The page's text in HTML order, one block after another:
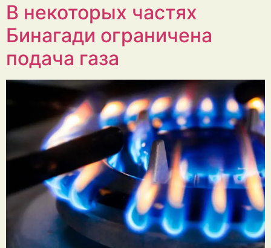
В некоторых частях
Бинагади ограничена
подача газа